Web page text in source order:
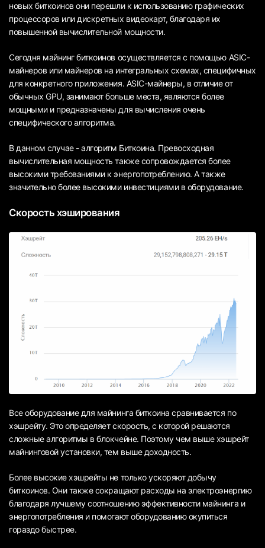
новых биткоинов они перешли к использованию графических
процессоров или дискретных видеокарт, благодаря их
повышенной вычислительной мощности.
Сегодня майнинг биткоинов осуществляется с помощью ASIC-
майнеров или майнеров на интегральных схемах, специфичных
для конкретного приложения. ASIC-майнеры, в отличие от
обычных GPU, занимают больше места, являются более
мощными и предназначены для вычисления очень
специфического алгоритма.
В данном случае - алгоритм Биткоина. Превосходная
вычислительная мощность также сопровождается более
высокими требованиями к энергопотреблению. А также
значительно более высокими инвестициями в оборудование.
Скорость хэширования
Все оборудование для майнинга биткоина сравнивается по
хэшрейту. Это определяет скорость, с которой решаются
сложные алгоритмы в блокчейне. Поэтому чем выше хэшрейт
майнинговой установки, тем выше доходность.
Более высокие хэшрейты не только ускоряют добычу
биткоинов. Они также сокращают расходы на электроэнергию
благодаря лучшему соотношению эффективности майнинга и
энергопотребления и помогают оборудованию окупиться
гораздо быстрее.